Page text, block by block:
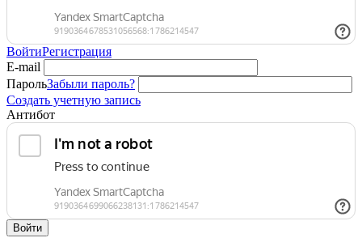
ВойтиРегистрация
E-mail
ПарольЗабыли пароль?
Создать учетную запись
Антибот
Войти